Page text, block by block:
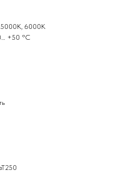
5000К, 6000К
+50 °С